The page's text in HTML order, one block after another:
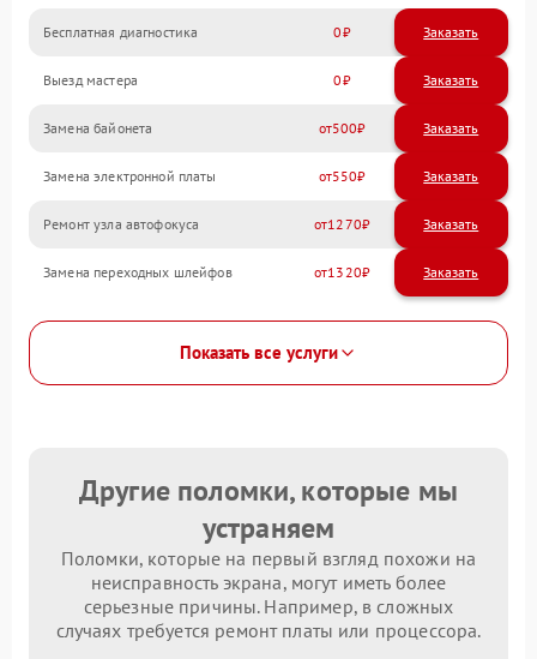
Бесплатная диагностика 0 Заказать
Выезд мастера 0 Заказать
Замена байонета 500
Замена электронной платы 550
Ремонт узла автофокуса 1270
Замена переходных шлейфов 1320
Показать все услуги
Другие поломки, которые мы
устраняем
Поломки, которые на первый взгляд похожи на
неисправность экрана, могут иметь более
серьезные причины. Например, в сложных
случаях требуется ремонт платы или процессора.